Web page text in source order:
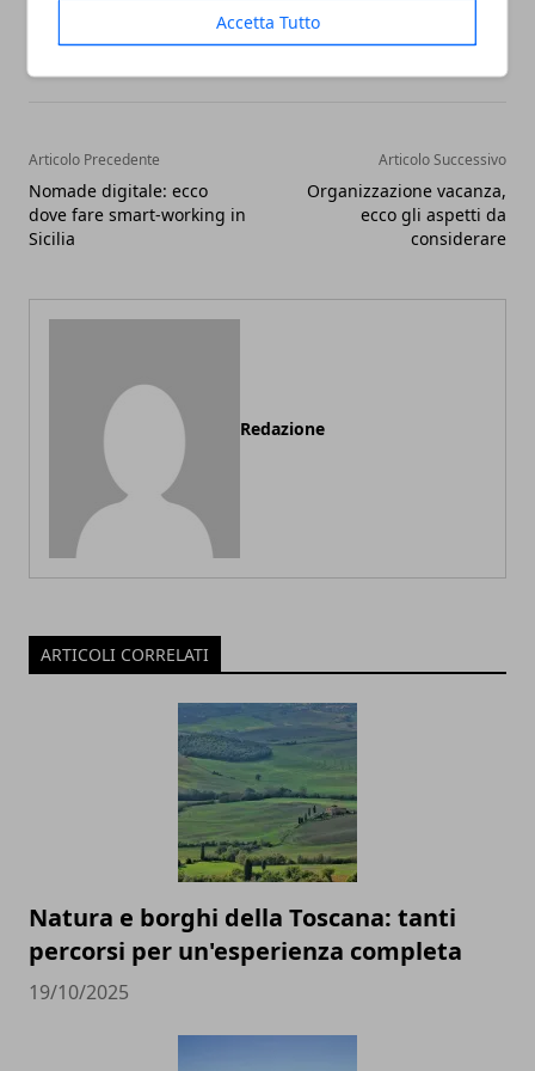
Accetta Tutto
Whatsapp
Articolo Precedente
Nomade digitale: ecco
dove fare smart-working in
Sicilia
Articolo Successivo
Organizzazione vacanza,
ecco gli aspetti da
considerare
Redazione
ARTICOLI CORRELATI
Natura e borghi della Toscana: tanti
percorsi per un'esperienza completa
19/10/2025